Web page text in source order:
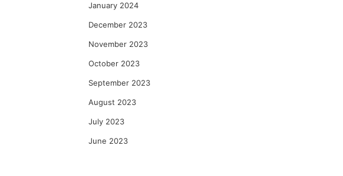
January 2024
December 2023
November 2023
October 2023
September 2023
August 2023
July 2023
June 2023